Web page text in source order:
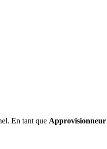
En tant que Approvisionneur